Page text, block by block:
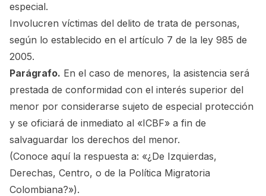
especial.
Involucren víctimas del delito de trata de personas,
según lo establecido en el artículo 7 de la ley 985 de
2005.
Parágrafo. En el caso de menores, la asistencia será
prestada de conformidad con el interés superior del
menor por considerarse sujeto de especial protección
y se oficiará de inmediato al «ICBF» a fin de
salvaguardar los derechos del menor.
(Conoce aquí la respuesta a: «¿De Izquierdas,
Derechas, Centro, o de la Política Migratoria
Colombiana?»).